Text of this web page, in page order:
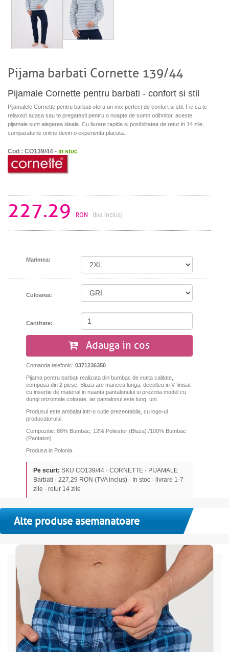
Pijama barbati Cornette 139/44
Pijamale Cornette pentru barbati - confort si stil
Pijamalele Cornette pentru barbati ofera un mix perfect de confort si stil. Fie ca te
relaxezi acasa sau te pregatesti pentru o noapte de somn odihnitor, aceste
pijamale sunt alegerea ideala. Cu livrare rapida si posibilitatea de retur in 14 zile,
cumparaturile online devin o experienta placuta.
Cod : CO139/44 - in stoc
227.29 RON (tva inclus)
Marimea:
Culoarea:
Cantitate:
Adauga in cos
Comanda telefonic: 0371236350
Pijama pentru barbati realizata din bumbac de inalta calitate,
compusa din 2 piese. Bluza are maneca lunga, decolteu in V finisat
cu insertie de material in nuanta pantalonului si prezinta model cu
dungi orizontale colorate, iar pantalonul este lung, uni.
Produsul este ambalat intr-o cutie prezentabila, cu logo-ul
producatorului.
Compozitie: 88% Bumbac, 12% Poliester (Bluza) /100% Bumbac
(Pantalon)
Produsa in Polonia.
Pe scurt: SKU CO139/44 · CORNETTE · PIJAMALE
Barbati · 227,29 RON (TVA inclus) · In stoc · livrare 1-7
zile · retur 14 zile
Alte produse asemanatoare